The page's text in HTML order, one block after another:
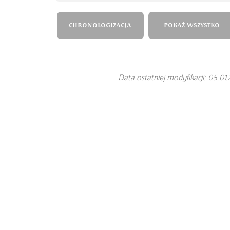
CHRONOLOGIZACJA POKAŻ WSZYSTKO
Data ostatniej modyfikacji: